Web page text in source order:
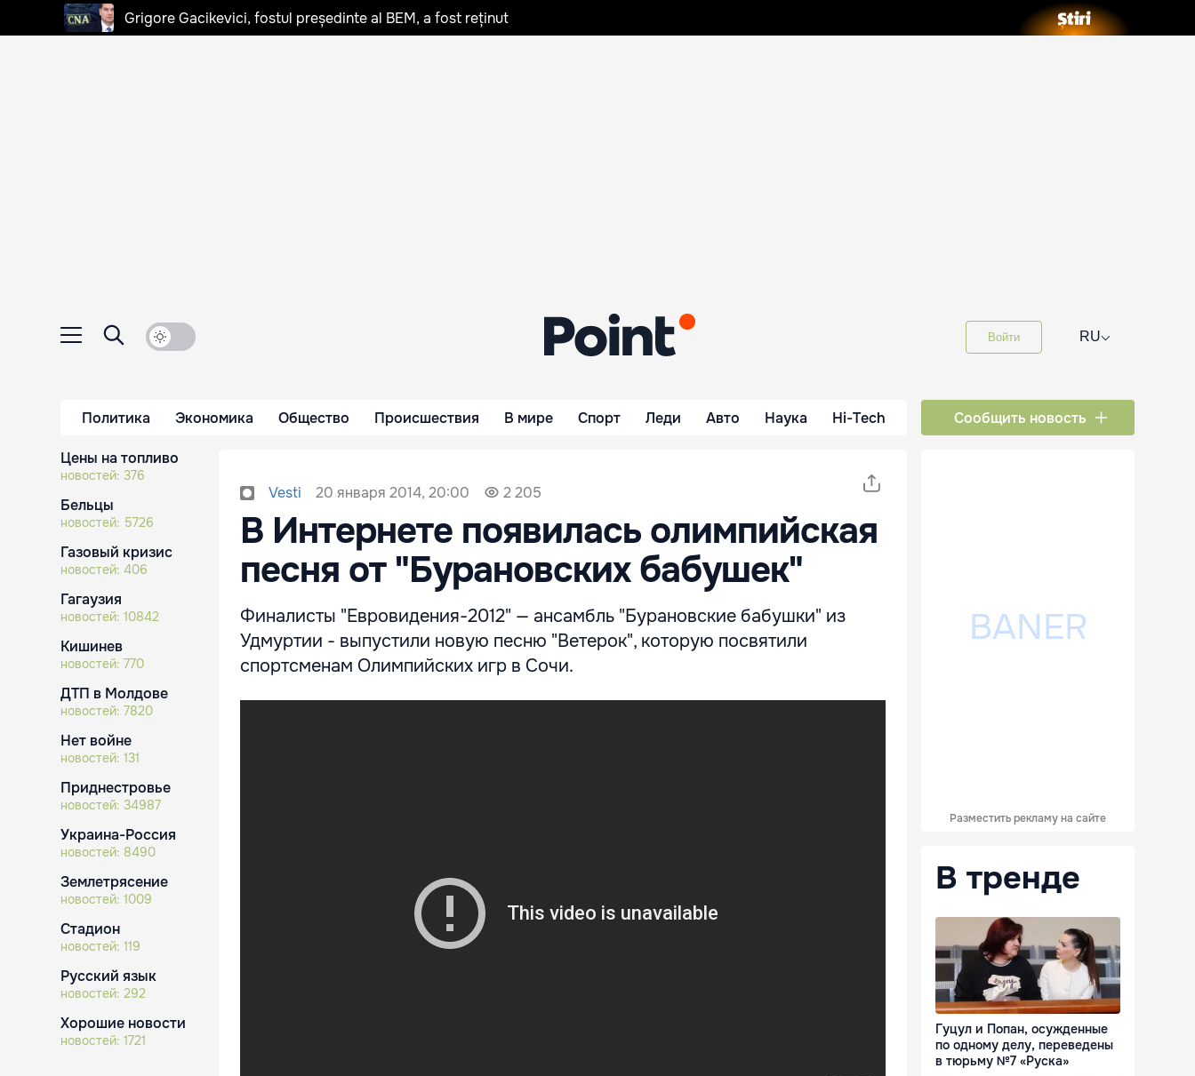
Grigore Gacikevici, fostul președinte al BEM, a fost reținut
Войти RU⌵
Политика Экономика Общество Происшествия В мире Спорт Леди Авто Наука Hi-Tech Сообщить новость
Цены на топливо
новостей: 376
Бельцы
новостей: 5726
Газовый кризис
новостей: 406
Гагаузия
новостей: 10842
Кишинев
новостей: 770
ДТП в Молдове
новостей: 7820
Нет войне
новостей: 131
Приднестровье
новостей: 34987
Украина-Россия
новостей: 8490
Землетрясение
новостей: 1009
Стадион
новостей: 119
Русский язык
новостей: 292
Хорошие новости
новостей: 1721
Vesti 20 января 2014, 20:00 2 205
В Интернете появилась олимпийская
песня от "Бурановских бабушек"
Финалисты "Евровидения-2012" — ансамбль "Бурановские бабушки" из
Удмуртии - выпустили новую песню "Ветерок", которую посвятили
спортсменам Олимпийских игр в Сочи.
Разместить рекламу на сайте
В тренде
Гуцул и Попан, осужденные
по одному делу, переведены
в тюрьму №7 «Руска»